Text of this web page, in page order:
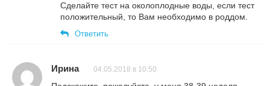
Сделайте тест на околоплодные воды, если тест
положительный, то Вам необходимо в роддом.
Ответить
Ирина 04.05.2018 в 10:50